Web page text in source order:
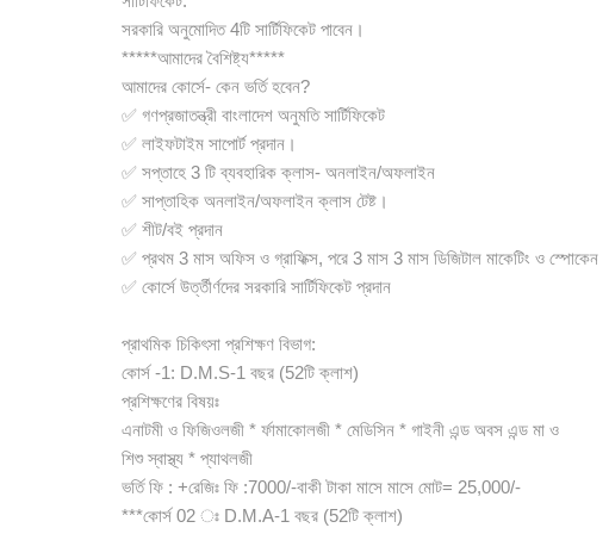
সরকারি অনুমোদিত 4টি সার্টিফিকেট পাবেন।
*****আমাদের বৈশিষ্ট্য*****
আমাদের কোর্সে- কেন ভর্তি হবেন?
✅ গণপ্রজাতন্ত্রী বাংলাদেশ অনুমতি সার্টিফিকেট
✅ লাইফটাইম সাপোর্ট প্রদান।
✅ সপ্তাহে 3 টি ব্যবহারিক ক্লাস- অনলাইন/অফলাইন
✅ সাপ্তাহিক অনলাইন/অফলাইন ক্লাস টেষ্ট।
✅ শীট/বই প্রদান
✅ প্রথম 3 মাস অফিস ও গ্রাফিক্স, পরে 3 মাস 3 মাস ডিজিটাল মাকেটিং ও স্পোকেন
✅ কোর্সে উর্ত্তীর্ণদের সরকারি সার্টিফিকেট প্রদান
প্রাথমিক চিকিৎসা প্রশিক্ষণ বিভাগ:
কোর্স -1: D.M.S-1 বছর (52টি ক্লাশ)
প্রশিক্ষণের বিষয়ঃ
এনাটমী ও ফিজিওলজী * র্ফামাকোলজী * মেডিসিন * গাইনী এন্ড অবস এন্ড মা ও
শিশু স্বাস্থ্য * প্যাথলজী
ভর্তি ফি : +রেজিঃ ফি :7000/-বাকী টাকা মাসে মাসে মোট= 25,000/-
***কোর্স 02 ঃ D.M.A-1 বছর (52টি ক্লাশ)